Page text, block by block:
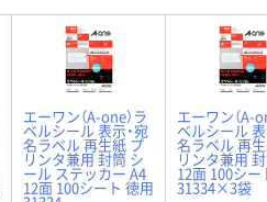
エーワン（A-one）ラ
ベルシール 表示・宛
名ラベル 再生紙 プ
リンタ兼用 封筒 シ
ール ステッカー A4
12面 100シート 徳用
エーワン（A-
ベルシール 表
名ラベル 再
リンタ兼用
12面 100シー
31334×3袋